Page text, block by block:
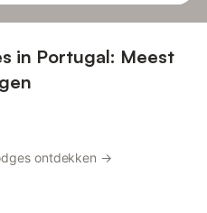
in Portugal: Meest
ontdekken →